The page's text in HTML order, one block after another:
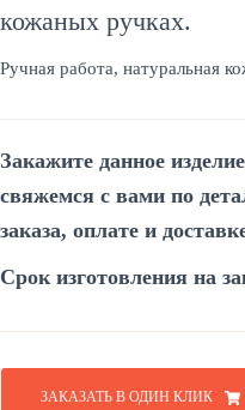
кожаных ручках.
Ручная работа, натуральная
Закажите данное
свяжемся с вами по
заказа, оплате и
Срок изготовления на
ЗАКАЗАТЬ В ОДИН КЛИК